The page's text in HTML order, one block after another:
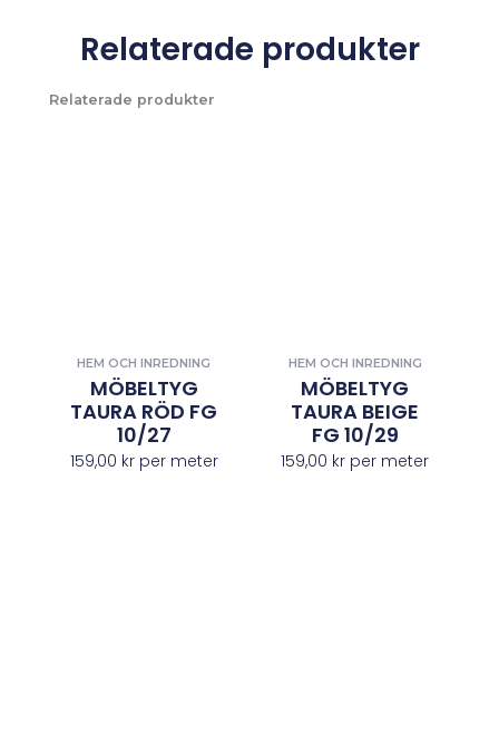
Relaterade produkter
Relaterade produkter
HEM OCH INREDNING
MÖBELTYG
TAURA RÖD FG
10/27
159,00 krper meter
HEM OCH INREDNING
MÖBELTYG
TAURA BEIGE
FG 10/29
159,00 kr per meter